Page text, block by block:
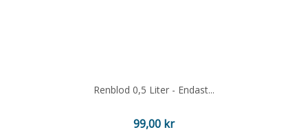
Renblod 0,5 Liter - Endast...
Pris
99,00 kr